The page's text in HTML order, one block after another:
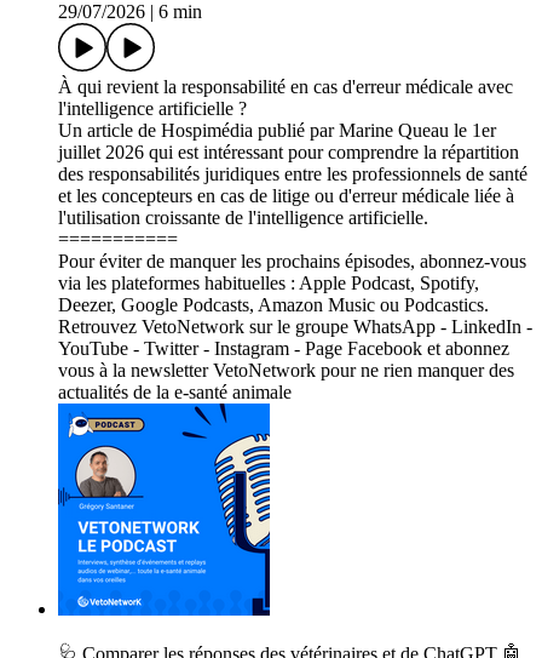
29/07/2026
6 min
À qui revient la responsabilité en cas d'erreur médicale avec
l'intelligence artificielle ?
Un article de Hospimédia publié par Marine Queau le 1er
juillet 2026 qui est intéressant pour comprendre la répartition
des responsabilités juridiques entre les professionnels de santé
et les concepteurs en cas de litige ou d'erreur médicale liée à
l'utilisation croissante de l'intelligence artificielle.
===========
Pour éviter de manquer les prochains épisodes, abonnez-vous
via les plateformes habituelles : Apple Podcast, Spotify,
Deezer, Google Podcasts, Amazon Music ou Podcastics.
Retrouvez VetoNetwork sur le groupe WhatsApp - LinkedIn -
YouTube - Twitter - Instagram - Page Facebook et abonnez
vous à la newsletter VetoNetwork pour ne rien manquer des
actualités de la e-santé animale